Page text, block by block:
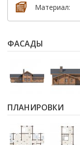
Материал:
ФАСАДЫ
ПЛАНИРОВКИ